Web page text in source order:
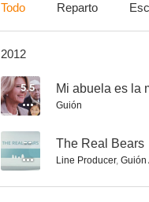
Todo Reparto
2012
5.5 Mi abuela es la
Guión
-- The Real Bears
Line Producer, Guión